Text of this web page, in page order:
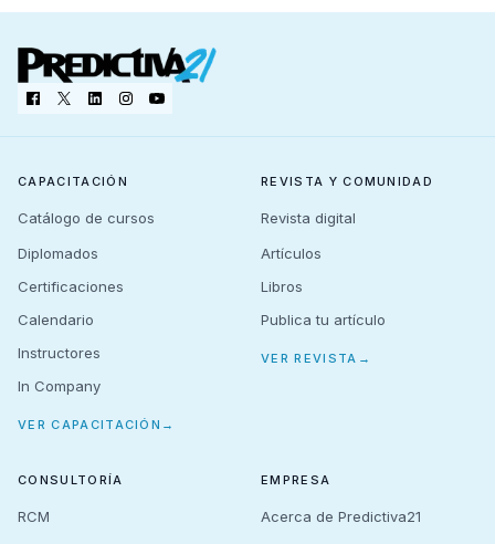
Enlace de acceso a las sesiones
CAPACITACIÓN
Catálogo de cursos
Diplomados
Certificaciones
Calendario
Instructores
In Company
VER CAPACITACIÓN →
REVISTA Y COMUNIDAD
Revista digital
Artículos
Libros
Publica tu artículo
VER REVISTA →
CONSULTORÍA
RCM
EMPRESA
Acerca de Predictiva21